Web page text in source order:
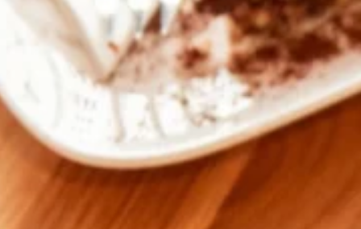
Nachhaltiger Genuss trifft Unternehmergeist
TOP10 System Branche: Gastronomie
Unser Konzept vereint Bio-Qualität, glutenfreie,
Herzlichkeit. Hier entstehen Orte des Genusses,
Partner und bringe mit uns nachhaltigen